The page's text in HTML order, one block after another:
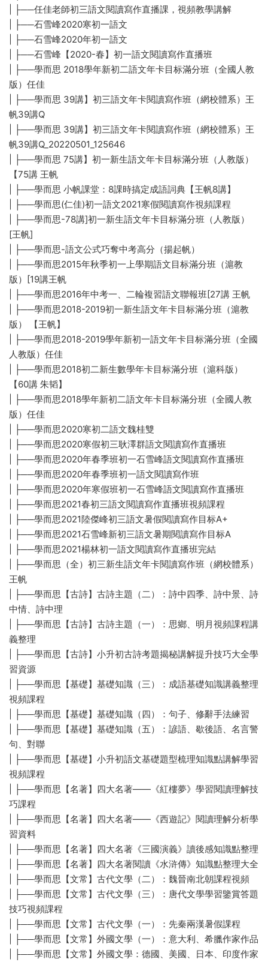
| ├──任佳老師初三語文閱讀寫作直播課，視頻教學講解
| ├──石雪峰2020寒初一語文
| ├──石雪峰2020年初一語文
| ├──石雪峰【2020-春】初一語文閱讀寫作直播班
| ├──學而思 2018學年新初二語文年卡目标滿分班（全國人教
版）任佳
| ├──學而思 39講】初三語文年卡閱讀寫作班（網校體系）王
帆39講Q
| ├──學而思 39講】初三語文年卡閱讀寫作班（網校體系）王
帆39講Q_20220501_125646
| ├──學而思 75講】初一新生語文年卡目标滿分班（人教版）
【75講 王帆
| ├──學而思 小帆課堂：8課時搞定成語詞典【王帆8講】
| ├──學而思(仁佳)初一語文2021寒假閱讀寫作視頻課程
| ├──學而思-78講]初一新生語文年卡目标滿分班（人教版）
[王帆]
| ├──學而思-語文公式巧奪中考高分（揚起帆）
| ├──學而思2015年秋季初一上學期語文目标滿分班（滬教
版）[19講王帆
| ├──學而思2016年中考一、二輪複習語文聯報班[27講 王帆
| ├──學而思2018-2019初一新生語文年卡目标滿分班（滬教
版） 【王帆】
| ├──學而思2018-2019學年新初一語文年卡目标滿分班（全國
人教版）任佳
| ├──學而思2018初二新生數學年卡目标滿分班（滬科版）
【60講 朱韬】
| ├──學而思2018學年新初二語文年卡目标滿分班（全國人教
版）任佳
| ├──學而思2020寒初二語文魏桂雙
| ├──學而思2020寒假初三耿澤群語文閱讀寫作直播班
| ├──學而思2020年春季班初一石雪峰語文閱讀寫作直播班
| ├──學而思2020年春季班初一語文閱讀寫作班
| ├──學而思2020年寒假班初一石雪峰語文閱讀寫作直播班
| ├──學而思2021春初三語文閱讀寫作直播班視頻課程
| ├──學而思2021陸傑峰初三語文暑假閱讀寫作目标A+
| ├──學而思2021石雪峰新初三語文暑期閱讀寫作目标A
| ├──學而思2021楊林初一語文閱讀寫作直播班完結
| ├──學而思（全）初三新生語文年卡閱讀寫作班（網校體系）
王帆
| ├──學而思【古詩】古詩主題（二）：詩中四季、詩中景、詩
中情、詩中理
| ├──學而思【古詩】古詩主題（一）：思鄉、明月視頻課程講
義整理
| ├──學而思【古詩】小升初古詩考題揭秘講解提升技巧大全學
習資源
| ├──學而思【基礎】基礎知識（三）：成語基礎知識講義整理
視頻課程
| ├──學而思【基礎】基礎知識（四）：句子、修辭手法練習
| ├──學而思【基礎】基礎知識（五）：諺語、歇後語、名言警
句、對聯
| ├──學而思【基礎】小升初語文基礎題型梳理知識點講解學習
視頻課程
| ├──學而思【名著】四大名著——《紅樓夢》學習閱讀理解技
巧課程
| ├──學而思【名著】四大名著——《西遊記》閱讀理解分析學
習資料
| ├──學而思【名著】四大名著《三國演義》讀後感知識點整理
| ├──學而思【名著】四大名著閱讀《水浒傳》知識點整理大全
| ├──學而思【文常】古代文學（二）：魏晉南北朝課程視頻
| ├──學而思【文常】古代文學（三）：唐代文學學習鑒賞答題
技巧視頻課程
| ├──學而思【文常】古代文學（一）：先秦兩漢暑假課程
| ├──學而思【文常】外國文學（一）：意大利、希臘作家作品
| ├──學而思【文常】外國文學：德國、美國、日本、印度作家